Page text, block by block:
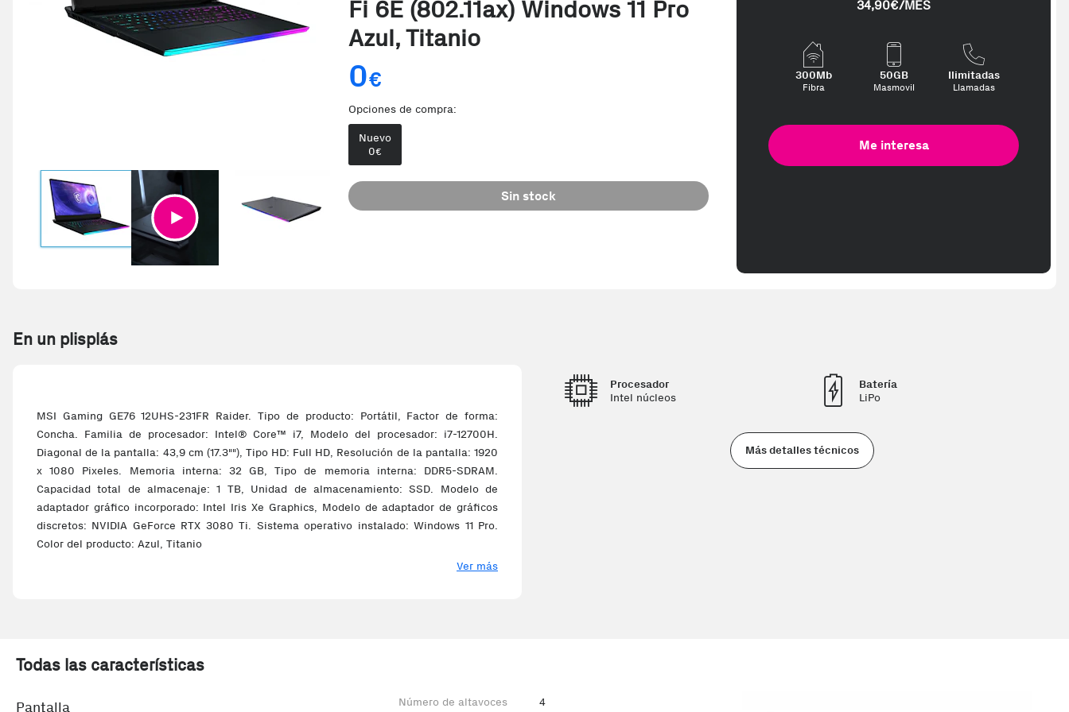
Fi 6E (802.11ax) Windows 11 Pro
Azul, Titanio
0€
Opciones de compra:
Nuevo
0€
Sin stock
34,90€/MES
300Mb
Fibra
50GB
Masmovil
Ilimitadas
Llamadas
Me interesa
En un plisplás
MSI Gaming GE76 12UHS-231FR Raider. Tipo de producto: Portátil, Factor de forma:
Concha. Familia de procesador: Intel® Core™ i7, Modelo del procesador: i7-12700H.
Diagonal de la pantalla: 43,9 cm (17.3""), Tipo HD: Full HD, Resolución de la pantalla: 1920
x 1080 Pixeles. Memoria interna: 32 GB, Tipo de memoria interna: DDR5-SDRAM.
Capacidad total de almacenaje: 1 TB, Unidad de almacenamiento: SSD. Modelo de
adaptador gráfico incorporado: Intel Iris Xe Graphics, Modelo de adaptador de gráficos
discretos: NVIDIA GeForce RTX 3080 Ti. Sistema operativo instalado: Windows 11 Pro.
Color del producto: Azul, Titanio
Ver más
Procesador
Intel núcleos
Batería
LiPo
Más detalles técnicos
Todas las características
Pantalla Número de altavoces 4